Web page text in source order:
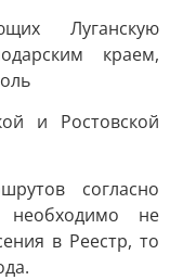
Луганскую
краем,
и Ростовской
согласно
необходимо не
в Реестр, то